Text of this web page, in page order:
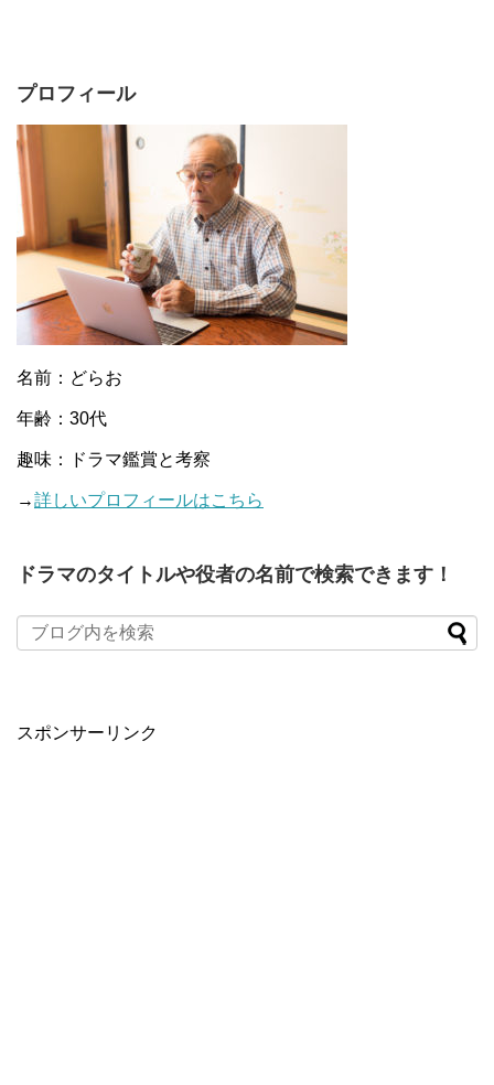
プロフィール
名前：どらお
年齢：30代
趣味：ドラマ鑑賞と考察
→詳しいプロフィールはこちら
ドラマのタイトルや役者の名前で検索できます！
スポンサーリンク